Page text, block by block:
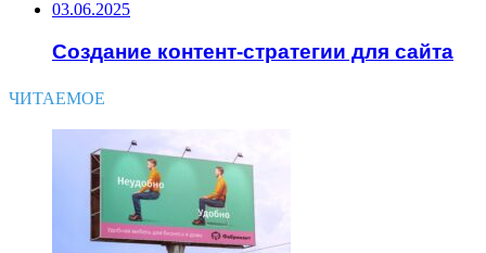
03.06.2025
Создание контент-стратегии для сайта
ЧИТАЕМОЕ